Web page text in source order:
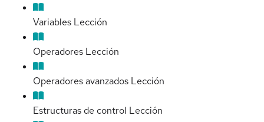
Variables Lección
Operadores Lección
Operadores avanzados Lección
Estructuras de control Lección